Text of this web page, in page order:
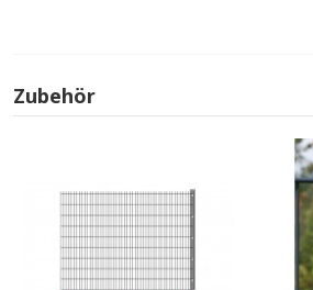
Zubehör